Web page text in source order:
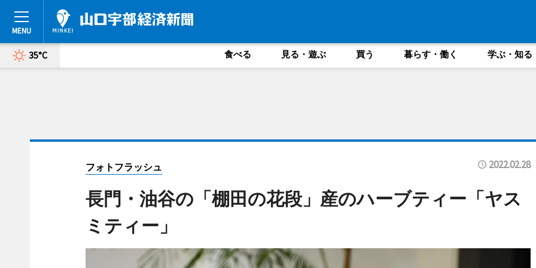
35°C 食べる 見る・遊ぶ 買う 暮らす・働く 学ぶ・知る
フォトフラッシュ 2022.02.28
長門・油谷の「棚田の花段」産のハーブティー「ヤス
ミティー」